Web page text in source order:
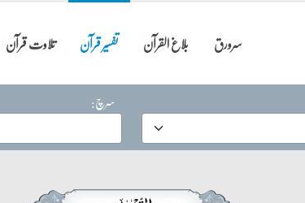
سرورق بلاغ القرآن تفسیر قرآن تلاوت قرآن
سرچ: